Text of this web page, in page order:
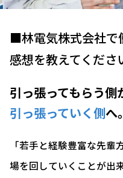
■林電気株式会社で
感想を教えてくださ
引っ張ってもらう側
引っ張っていく側へ。
「若手と経験豊富な先
場を回していくことが出